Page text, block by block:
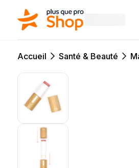
Accueil Santé & Beauté